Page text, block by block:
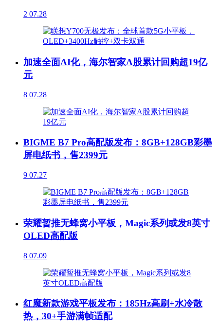
2 07.28
加速全面AI化，海尔智家A股累计回购超19亿
元
8 07.28
BIGME B7 Pro高配版发布：8GB+128GB彩墨
屏电纸书，售2399元
9 07.27
荣耀暂推无蜂窝小平板，Magic系列或发8英寸
OLED高配版
8 07.09
红魔新款游戏平板发布：185Hz高刷+水冷散
热，30+手游满帧适配